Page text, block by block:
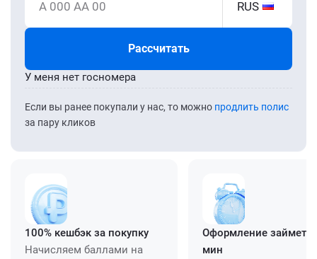
А 000 АА 00 RUS
Рассчитать
Если вы ранее покупали у нас, то можно продлить полис
за пару кликов
У меня нет госномера
100% кешбэк за покупку
Начисляем баллами на
Оформление займет
мин